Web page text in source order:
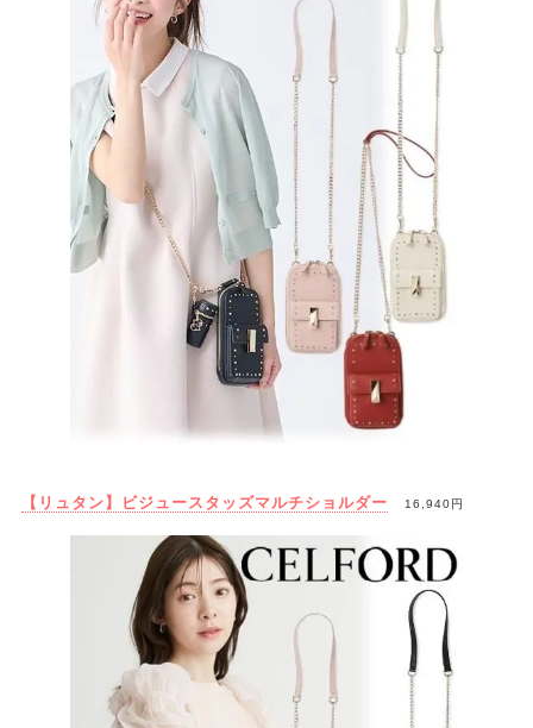
【リュタン】ビジュースタッズマルチショルダー 16,940円